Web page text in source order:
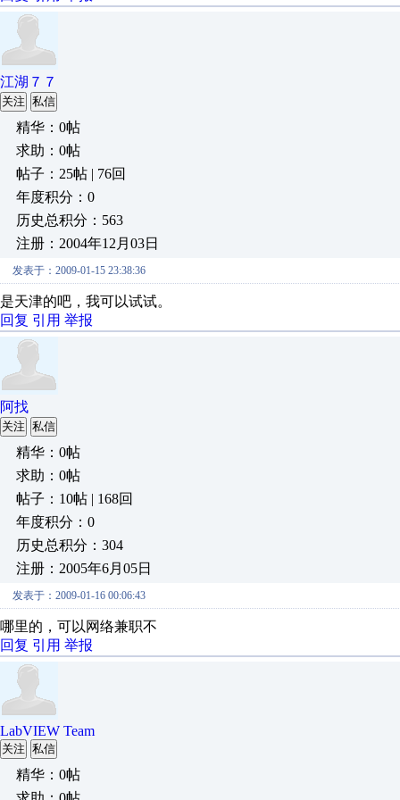
江湖７７
关注 私信
精华：0帖
求助：0帖
帖子：25帖 | 76回
年度积分：0
历史总积分：563
注册：2004年12月03日
发表于：2009-01-15 23:38:36
是天津的吧，我可以试试。
回复 引用 举报
阿找
关注 私信
精华：0帖
求助：0帖
帖子：10帖 | 168回
年度积分：0
历史总积分：304
注册：2005年6月05日
发表于：2009-01-16 00:06:43
哪里的，可以网络兼职不
回复 引用 举报
LabVIEW Team
关注 私信
精华：0帖